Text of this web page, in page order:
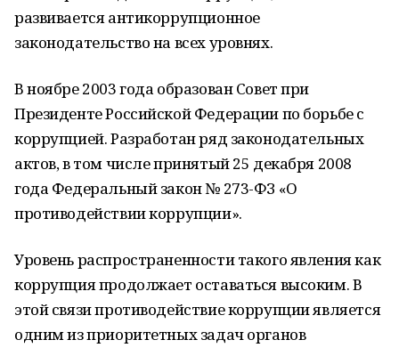
развивается антикоррупционное
законодательство на всех уровнях.
В ноябре 2003 года образован Совет при
Президенте Российской Федерации по борьбе с
коррупцией. Разработан ряд законодательных
актов, в том числе принятый 25 декабря 2008
года Федеральный закон № 273-ФЗ «О
противодействии коррупции».
Уровень распространенности такого явления как
коррупция продолжает оставаться высоким. В
этой связи противодействие коррупции является
одним из приоритетных задач органов